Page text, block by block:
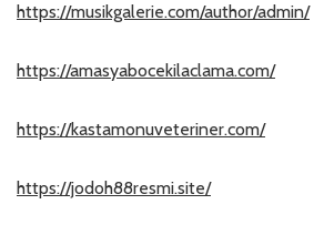
https://musikgalerie.com/author/admin/
https://amasyabocekilaclama.com/
https://kastamonuveteriner.com/
https://jodoh88resmi.site/